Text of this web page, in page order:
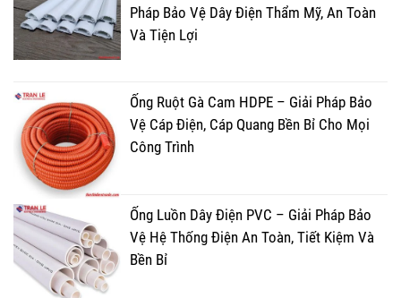
Pháp Bảo Vệ Dây Điện Thẩm Mỹ, An Toàn
Và Tiện Lợi
Ống Ruột Gà Cam HDPE – Giải Pháp Bảo
Vệ Cáp Điện, Cáp Quang Bền Bỉ Cho Mọi
Công Trình
Ống Luồn Dây Điện PVC – Giải Pháp Bảo
Vệ Hệ Thống Điện An Toàn, Tiết Kiệm Và
Bền Bỉ